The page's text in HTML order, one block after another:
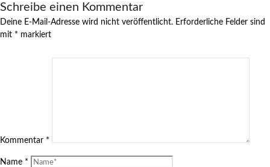
Schreibe einen Kommentar
Deine E-Mail-Adresse wird nicht veröffentlicht. Erforderliche Felder sind
mit * markiert
Kommentar *
Name *